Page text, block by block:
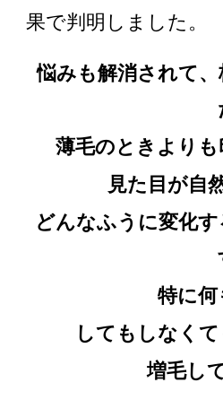
果で判明しました。
悩みも解消されて
薄毛のときより
見た目が自
どんなふうに変化
特に
してもしなく
増毛し